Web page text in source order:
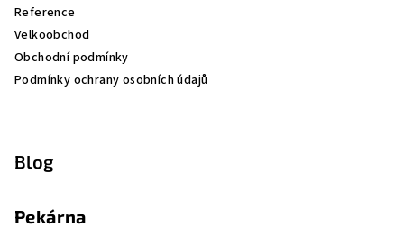
Reference
Velkoobchod
Obchodní podmínky
Podmínky ochrany osobních údajů
Blog
Pekárna